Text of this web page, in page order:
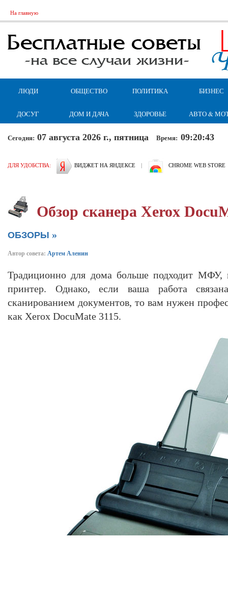
На главную
ЛЮДИ ОБЩЕСТВО ПОЛИТИКА БИЗНЕС
ДОСУГ ДОМ И ДАЧА ЗДОРОВЬЕ АВТО &
Сегодня: 07 августа 2026 г., пятница Время: 09:20:44
ДЛЯ УДОБСТВА: ВИДЖЕТ НА ЯНДЕКСЕ | CHROME WEB STORE
Обзор сканера Xerox
ОБЗОРЫ »
Автор совета: Артем Аленин
Традиционно для дома больше подходит МФУ,
принтер. Однако, если ваша работа
сканированием документов, то вам нужен
как Xerox DocuMate 3115.